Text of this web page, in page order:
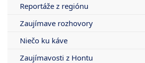
Reportáže z regiónu
Zaujímave rozhovory
Niečo ku káve
Zaujímavosti z Hontu